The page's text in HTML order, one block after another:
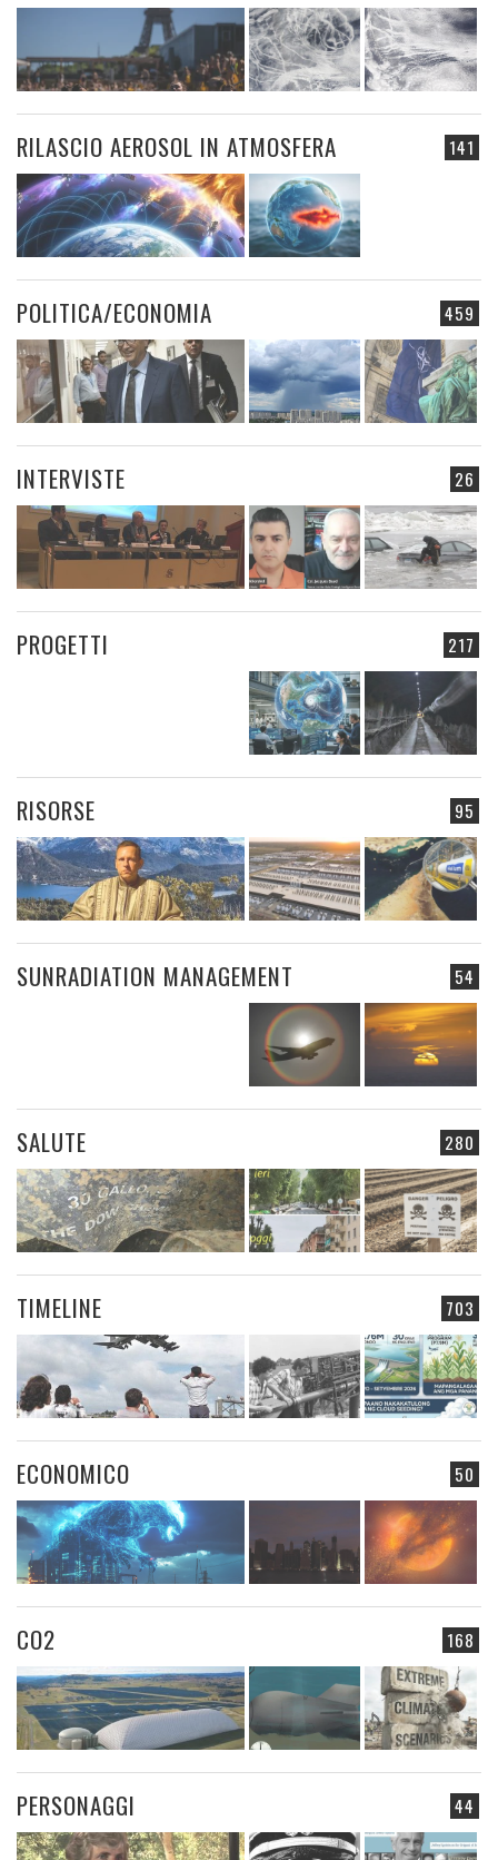
141
RILASCIO AEROSOL IN ATMOSFERA
459
POLITICA/ECONOMIA
26
INTERVISTE
217
PROGETTI
95
RISORSE
54
SUNRADIATION MANAGEMENT
280
SALUTE
703
TIMELINE
50
ECONOMICO
168
CO2
44
PERSONAGGI